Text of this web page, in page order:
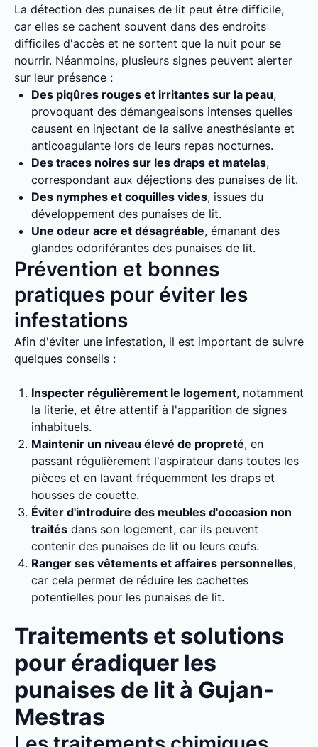
La détection des punaises de lit peut être difficile,
car elles se cachent souvent dans des endroits
difficiles d'accès et ne sortent que la nuit pour se
nourrir. Néanmoins, plusieurs signes peuvent alerter
sur leur présence :
Des piqûres rouges et irritantes sur la peau,
provoquant des démangeaisons intenses quelles
causent en injectant de la salive anesthésiante et
anticoagulante lors de leurs repas nocturnes.
Des traces noires sur les draps et matelas,
correspondant aux déjections des punaises de lit.
Des nymphes et coquilles vides, issues du
développement des punaises de lit.
Une odeur acre et désagréable, émanant des
glandes odoriférantes des punaises de lit.
Prévention et bonnes
pratiques pour éviter les
infestations
Afin d'éviter une infestation, il est important de suivre
quelques conseils :
Inspecter régulièrement le logement, notamment
la literie, et être attentif à l'apparition de signes
inhabituels.
Maintenir un niveau élevé de propreté, en
passant régulièrement l'aspirateur dans toutes les
pièces et en lavant fréquemment les draps et
housses de couette.
Éviter d'introduire des meubles d'occasion non
traités dans son logement, car ils peuvent
contenir des punaises de lit ou leurs œufs.
Ranger ses vêtements et affaires personnelles,
car cela permet de réduire les cachettes
potentielles pour les punaises de lit.
Traitements et solutions
pour éradiquer les
punaises de lit à Gujan-
Mestras